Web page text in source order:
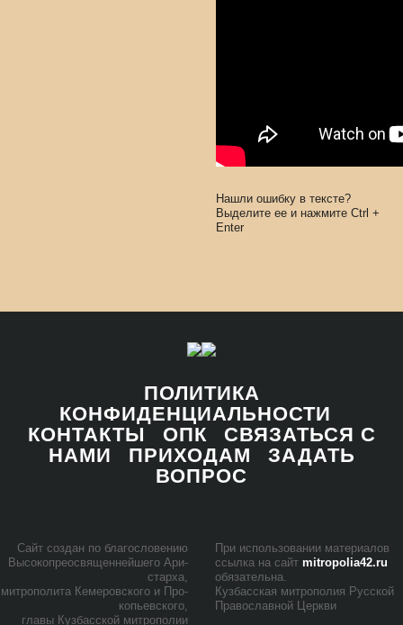
Нашли ошибку в тексте?
Выделите ее и нажмите Ctrl +
Enter
ПОЛИТИКА
КОНФИДЕНЦИАЛЬНОСТИ
КОНТАКТЫ
ОПК
СВЯЗАТЬСЯ С
НАМИ
ПРИХОДАМ
ЗАДАТЬ
ВОПРОС
Сайт со­здан по бла­го­сло­ве­нию
Вы­со­ко­прео­свя­щен­ней­ше­го Ари­
стар­ха,
мит­ро­по­ли­та Ке­ме­ров­ско­го и Про­
ко­пьев­ско­го,
гла­вы Куз­бас­ской мит­ро­по­лии
При ис­поль­зо­ва­нии ма­те­ри­а­лов
ссыл­ка на сайт mitropolia42.ru
обя­за­тель­на.
Куз­бас­ская мит­ро­по­лия Рус­ской
Пра­во­слав­ной Церк­ви